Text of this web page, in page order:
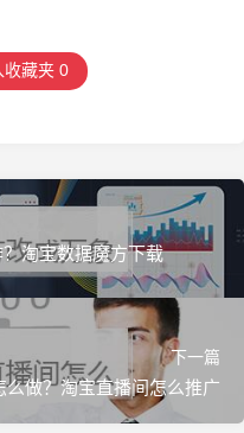
收藏夹 0
淘宝数据魔方下载
下一篇
做？淘宝直播间怎么推广